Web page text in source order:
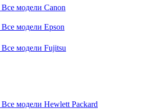
Все модели Canon
Все модели Epson
Все модели Fujitsu
Все модели Hewlett Packard